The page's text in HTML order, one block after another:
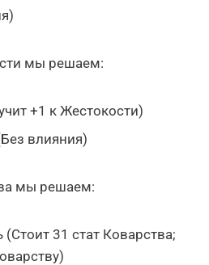
мы решаем:
+1 к Жестокости)
влияния)
мы решаем:
(Стоит 31 стат Коварства;